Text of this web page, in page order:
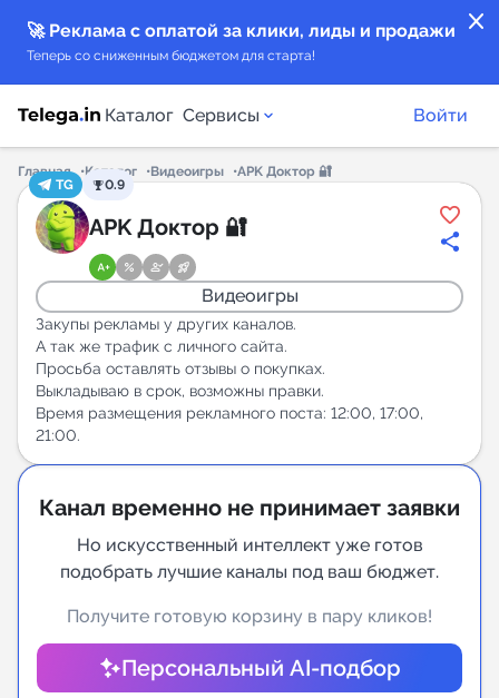
close
🚀 Реклама с оплатой за клики, лиды и продажи
Теперь со сниженным бюджетом для старта!
Каталог Сервисы
Каталог каналов
Каталог ботов
Горящие предложения
Индекс читаемости каналов в Telegram
New
Аналитика MAX каналов
Индивидуальное сопровождение
Войти
Главная Каталог Видеоигры
APK Доктор 🔐
TG
0.9
APK Доктор 🔐
Видеоигры
Закупы рекламы у других каналов.
А так же трафик с личного сайта.
Просьба оставлять отзывы о покупках.
Выкладываю в срок, возможны правки.
Время размещения рекламного поста: 12:00, 17:00,
21:00.
Канал временно не принимает заявки
Но искусственный интеллект уже готов
подобрать лучшие каналы под ваш бюджет.
Получите готовую корзину в пару кликов!
Персональный AI-подбор